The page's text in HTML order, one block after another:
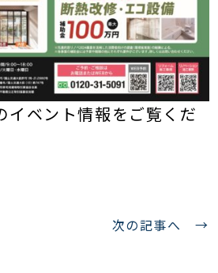
イベント情報をご覧くだ
次の記事へ →